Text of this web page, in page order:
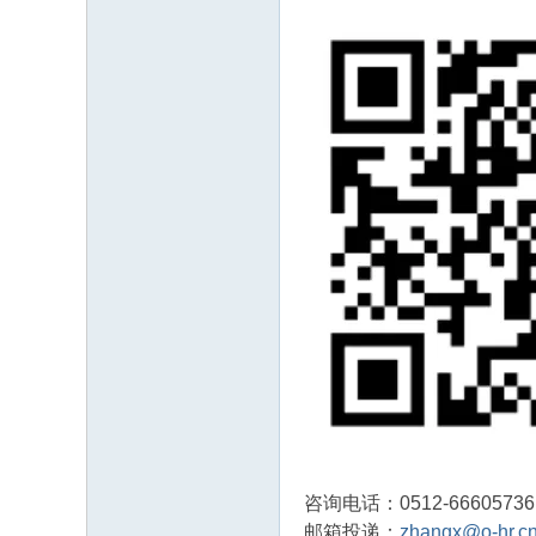
咨询电话：0512-66605736
邮箱投递： zhangx@o-